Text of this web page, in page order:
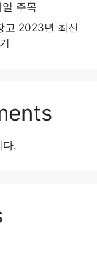
주목
고 2023년 최신
다.